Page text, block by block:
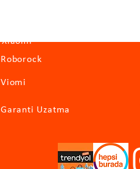
Xiaomi
Roborock
Viomi
Garanti Uzatma